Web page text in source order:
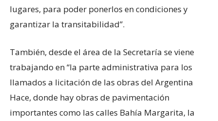
lugares, para poder ponerlos en condiciones y
garantizar la transitabilidad”.
También, desde el área de la Secretaría se viene
trabajando en “la parte administrativa para los
llamados a licitación de las obras del Argentina
Hace, donde hay obras de pavimentación
importantes como las calles Bahía Margarita, la